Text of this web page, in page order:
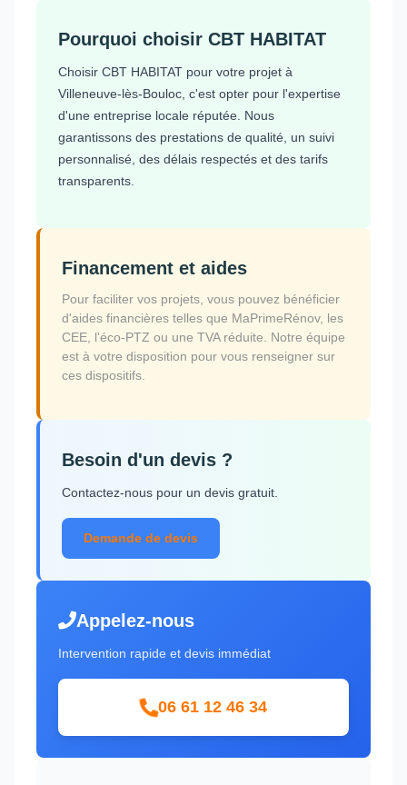
Pourquoi choisir CBT HABITAT
Choisir CBT HABITAT pour votre projet à
Villeneuve-lès-Bouloc, c'est opter pour l'expertise
d'une entreprise locale réputée. Nous
garantissons des prestations de qualité, un suivi
personnalisé, des délais respectés et des tarifs
transparents.
Financement et aides
Pour faciliter vos projets, vous pouvez bénéficier
d'aides financières telles que MaPrimeRénov, les
CEE, l'éco-PTZ ou une TVA réduite. Notre équipe
est à votre disposition pour vous renseigner sur
ces dispositifs.
Besoin d'un devis ?
Contactez-nous pour un devis gratuit.
Demande de devis
Appelez-nous
Intervention rapide et devis immédiat
06 61 12 46 34